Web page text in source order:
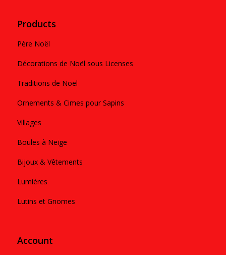
Products
Père Noël
Décorations de Noël sous Licenses
Traditions de Noël
Ornements & Cimes pour Sapins
Villages
Boules à Neige
Bijoux & Vêtements
Lumières
Lutins et Gnomes
Account